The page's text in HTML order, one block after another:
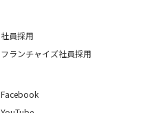
社員採用
フランチャイズ社員採用
Facebook